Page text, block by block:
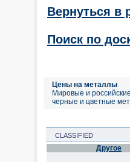
Вернуться в
Поиск по
Цены на металлы
Мировые и
черные и цветные
CLASSIFIED
Другое